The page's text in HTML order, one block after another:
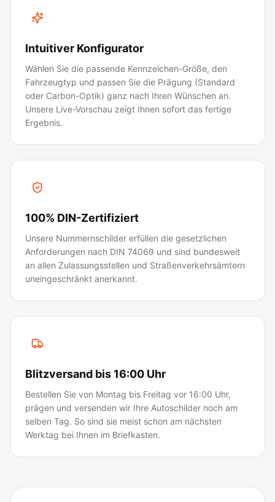
Intuitiver Konfigurator
Wählen Sie die passende Kennzeichen-Größe, den
Fahrzeugtyp und passen Sie die Prägung (Standard
oder Carbon-Optik) ganz nach Ihren Wünschen an.
Unsere Live-Vorschau zeigt Ihnen sofort das fertige
Ergebnis.
100% DIN-Zertifiziert
Unsere Nummernschilder erfüllen die gesetzlichen
Anforderungen nach DIN 74069 und sind bundesweit
an allen Zulassungsstellen und Straßenverkehrsämtern
uneingeschränkt anerkannt.
Blitzversand bis 16:00 Uhr
Bestellen Sie von Montag bis Freitag vor 16:00 Uhr,
prägen und versenden wir Ihre Autoschilder noch am
selben Tag. So sind sie meist schon am nächsten
Werktag bei Ihnen im Briefkasten.